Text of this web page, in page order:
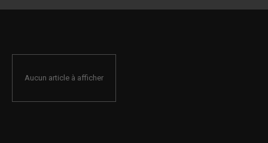
Aucun article à afficher